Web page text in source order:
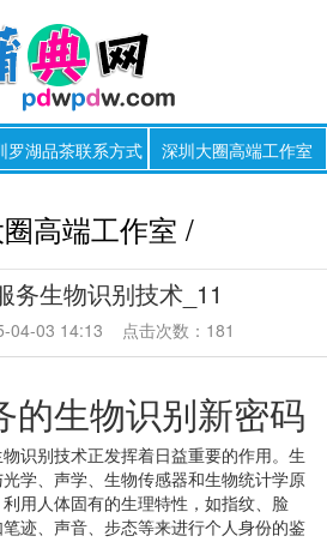
罗湖品茶联系方式 深圳大圈高端工作室
高端工作室 /
务生物识别技术_11
04-03 14:13 点击次数：181
的生物识别新密码
识别技术正发挥着日益重要的作用。生
学、声学、生物传感器和生物统计学原
用人体固有的生理特性，如指纹、脸
迹、声音、步态等来进行个人身份的鉴